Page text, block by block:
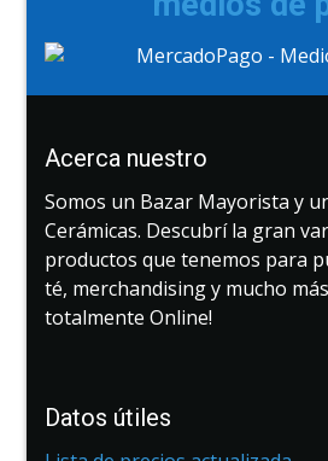
Acerca nuestro
Somos un Bazar Mayorista y
Cerámicas. Descubrí la gran
productos que tenemos para
té, merchandising y mucho
totalmente Online!
Datos útiles